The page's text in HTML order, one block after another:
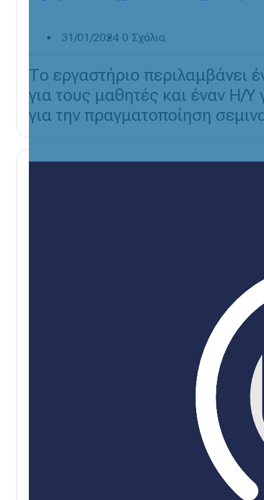
31/01/2024 0 Σχόλια
Το εργαστήριο περιλαμβάνει
για τους μαθητές και έναν Η/Υ
για την πραγματοποίηση